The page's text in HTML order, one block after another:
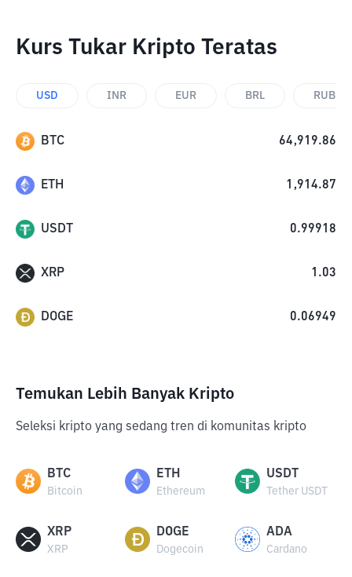
Kurs Tukar Kripto Teratas
USD INR EUR BRL RUB
BTC 64,919.86
ETH 1,914.87
USDT 0.99918
XRP 1.03
DOGE 0.06949
Temukan Lebih Banyak Kripto
Seleksi kripto yang sedang tren di komunitas kripto
BTC
Bitcoin
ETH
Ethereum
USDT
Tether USDT
XRP
XRP
DOGE
Dogecoin
ADA
Cardano